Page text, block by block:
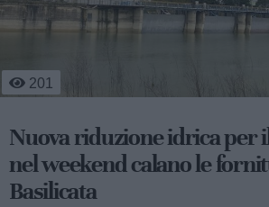
201
Nuova riduzione idrica per
nel weekend calano le
Basilicata